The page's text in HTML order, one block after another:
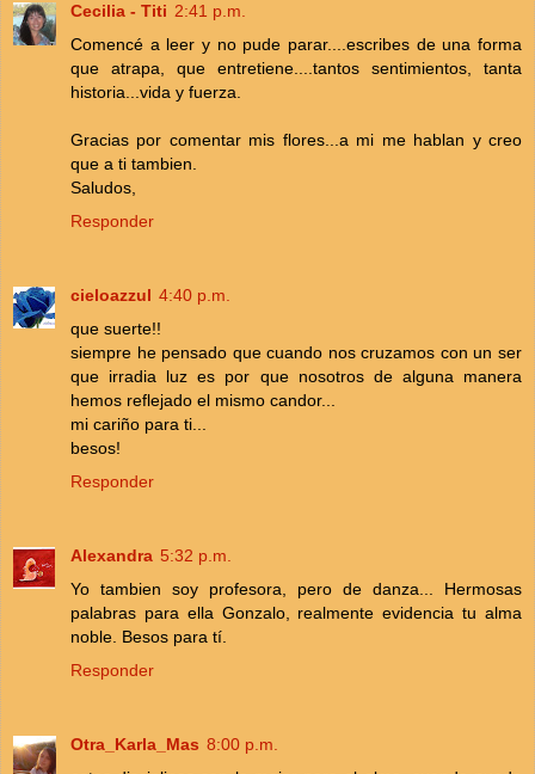
Cecilia - Titi 2:41 p.m.
Comencé a leer y no pude parar....escribes de una forma
que atrapa, que entretiene....tantos sentimientos, tanta
historia...vida y fuerza.
Gracias por comentar mis flores...a mi me hablan y creo
que a ti tambien.
Saludos,
Responder
cieloazzul 4:40 p.m.
que suerte!!
siempre he pensado que cuando nos cruzamos con un ser
que irradia luz es por que nosotros de alguna manera
hemos reflejado el mismo candor...
mi cariño para ti...
besos!
Responder
Alexandra 5:32 p.m.
Yo tambien soy profesora, pero de danza... Hermosas
palabras para ella Gonzalo, realmente evidencia tu alma
noble. Besos para tí.
Responder
Otra_Karla_Mas 8:00 p.m.